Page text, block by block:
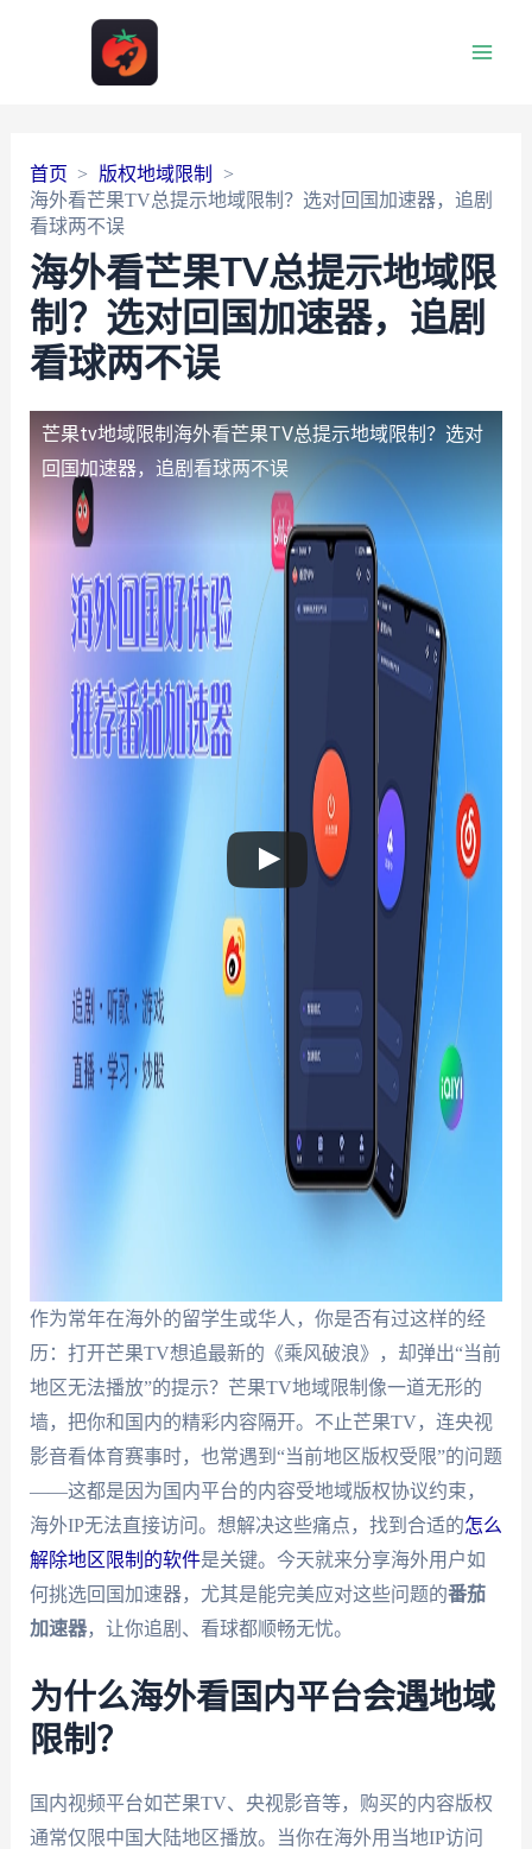
首页
版权地域限制
海外看芒果TV总提示地域限制？选对回国加速器，追剧
看球两不误
海外看芒果TV总提示地域限
制？选对回国加速器，追剧
看球两不误
芒果tv地域限制 海外看芒果TV总提示地域限制？选对
回国加速器，追剧看球两不误
作为常年在海外的留学生或华人，你是否有过这样的经
历：打开芒果TV想追最新的《乘风破浪》，却弹出“当前
地区无法播放”的提示？芒果TV地域限制像一道无形的
墙，把你和国内的精彩内容隔开。不止芒果TV，连央视
影音看体育赛事时，也常遇到“当前地区版权受限”的问题
——这都是因为国内平台的内容受地域版权协议约束，
海外IP无法直接访问。想解决这些痛点，找到合适的怎么
解除地区限制的软件是关键。今天就来分享海外用户如
何挑选回国加速器，尤其是能完美应对这些问题的番茄
加速器，让你追剧、看球都顺畅无忧。
为什么海外看国内平台会遇地域
限制？
国内视频平台如芒果TV、央视影音等，购买的内容版权
通常仅限中国大陆地区播放。当你在海外用当地IP访问